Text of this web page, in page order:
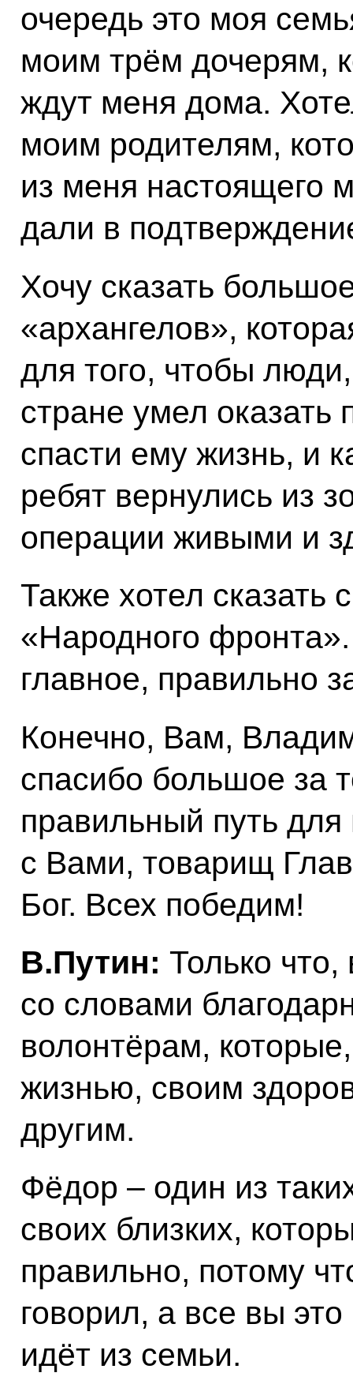
очередь это моя
моим трём дочерям,
ждут меня дома.
моим родителям,
из меня настоящего
дали в
Хочу сказать
«архангелов»,
для того, чтобы
стране умел
спасти ему жизнь, и
ребят вернулись из
операции живыми и
Также хотел сказать
«Народного
главное, правильно
Конечно, Вам,
спасибо большое за
правильный путь
с Вами, товарищ
Бог. Всех победим!
В.Путин: Только
со словами
волонтёрам,
жизнью, своим
другим.
Фёдор – один из
своих близких,
правильно, потому
говорил, а все вы
идёт из семьи.